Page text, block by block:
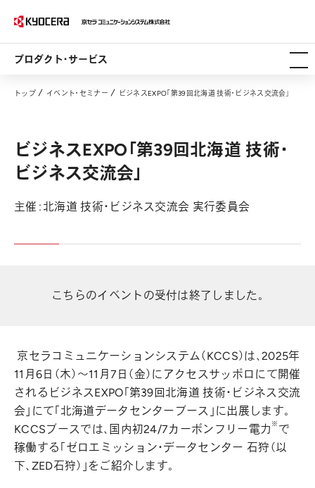
プロダクト・サービス
トップ イベント・セミナー ビジネスEXPO「第39回北海道 技術・ビジネス交流会」
ビジネスEXPO「第39回北海道 技術・
ビジネス交流会」
主催：北海道 技術・ビジネス交流会 実行委員会
こちらのイベントの受付は終了しました。
京セラコミュニケーションシステム（KCCS）は、2025年
11月6日（木）～11月7日（金）にアクセスサッポロにて開催
されるビジネスEXPO「第39回北海道 技術・ビジネス交流
会」にて「北海道データセンターブース」に出展します。
KCCSブースでは、国内初24/7カーボンフリー電力 ※ で
稼働する「ゼロエミッション・データセンター 石狩（以
下、ZED石狩）」をご紹介します。